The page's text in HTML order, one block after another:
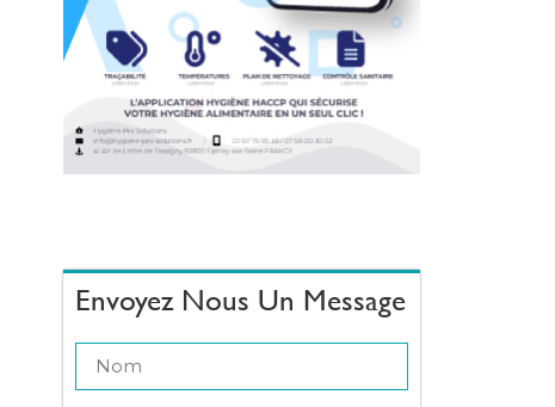
Envoyez Nous Un Message